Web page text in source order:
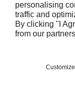
personalising
traffic and
By clicking "I
from our partners
Customize